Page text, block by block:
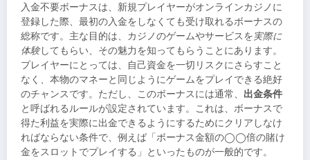
入金不要ボーナスは、新規プレイヤーがオンラインカジノに
登録した際、最初の入金をしなくても受け取れるボーナスの
総称です。主な目的は、カジノのゲームやサービスを実際に
体験してもらい、その魅力を知ってもらうことにあります。
プレイヤーにとっては、自己資金を一切リスクにさらすこと
なく、本物のマネーと同じようにゲームをプレイできる絶好
のチャンスです。ただし、このボーナスには通常、 出金条件
と呼ばれるルールが設定されています。これは、ボーナスで
得た利益を実際に出金できるようにするためにクリアしなけ
ればならない条件で、例えば「ボーナス金額の◯◯倍の賭け
金をスロットでプレイする」といったものが一般的です。